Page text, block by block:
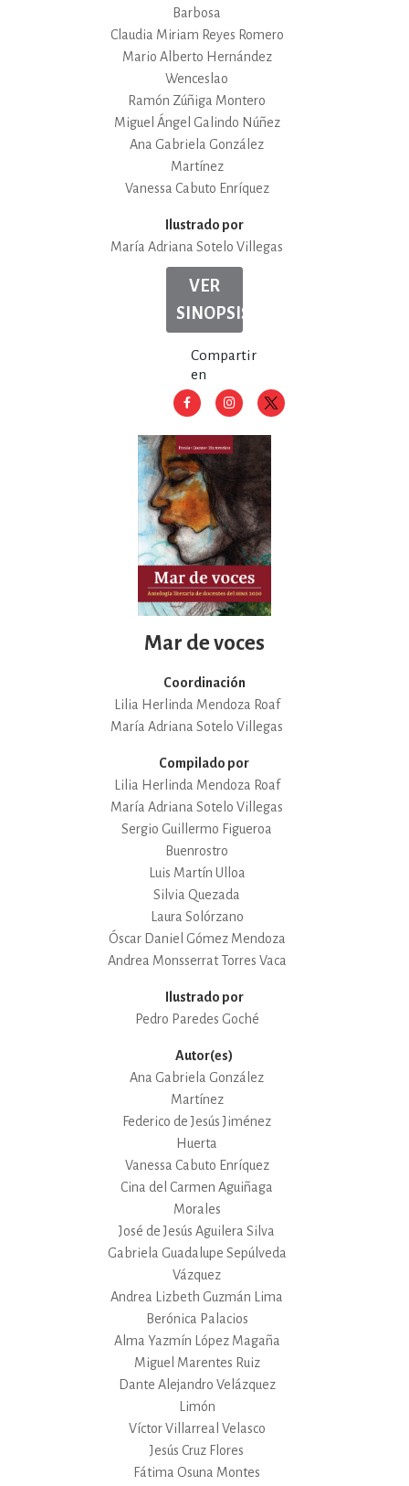
Barbosa
Claudia Miriam Reyes Romero
Mario Alberto Hernández
Wenceslao
Ramón Zúñiga Montero
Miguel Ángel Galindo Núñez
Ana Gabriela González
Martínez
Vanessa Cabuto Enríquez
Ilustrado por
María Adriana Sotelo Villegas
VER
SINOPSIS
Compartir
en
Mar de voces
Coordinación
Lilia Herlinda Mendoza Roaf
María Adriana Sotelo Villegas
Compilado por
Lilia Herlinda Mendoza Roaf
María Adriana Sotelo Villegas
Sergio Guillermo Figueroa
Buenrostro
Luis Martín Ulloa
Silvia Quezada
Laura Solórzano
Óscar Daniel Gómez Mendoza
Andrea Monsserrat Torres Vaca
Ilustrado por
Pedro Paredes Goché
Autor(es)
Ana Gabriela González
Martínez
Federico de Jesús Jiménez
Huerta
Vanessa Cabuto Enríquez
Cina del Carmen Aguiñaga
Morales
José de Jesús Aguilera Silva
Gabriela Guadalupe Sepúlveda
Vázquez
Andrea Lizbeth Guzmán Lima
Berónica Palacios
Alma Yazmín López Magaña
Miguel Marentes Ruiz
Dante Alejandro Velázquez
Limón
Víctor Villarreal Velasco
Jesús Cruz Flores
Fátima Osuna Montes